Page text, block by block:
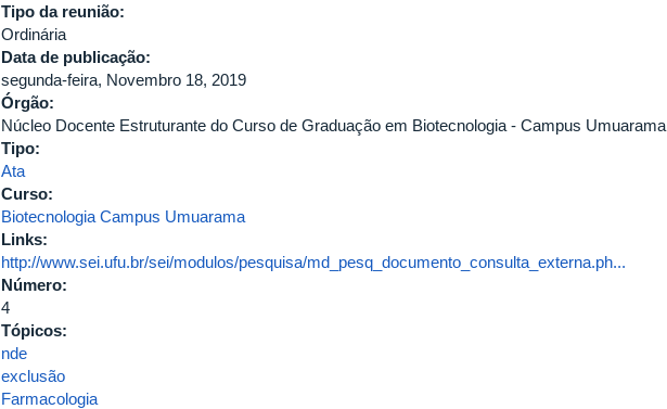
Tipo da reunião:
Ordinária
Data de publicação:
segunda-feira, Novembro 18, 2019
Órgão:
Núcleo Docente Estruturante do Curso de Graduação em Biotecnologia - Campus Umuarama
Tipo:
Ata
Curso:
Biotecnologia Campus Umuarama
Links:
http://www.sei.ufu.br/sei/modulos/pesquisa/md_pesq_documento_consulta_externa.ph...
Número:
4
Tópicos:
nde
exclusão
Farmacologia